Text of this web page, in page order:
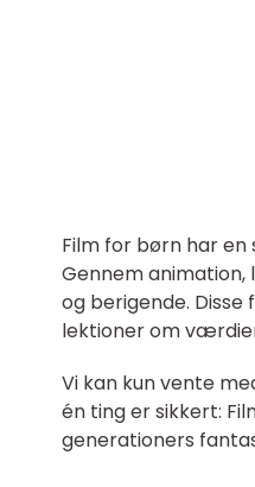
Film for børn har
Gennem
og berigende.
lektioner om
Vi kan kun vente
én ting er sikkert:
generationers